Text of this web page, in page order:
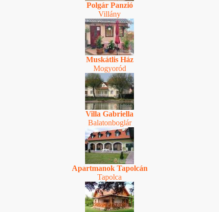
Polgár Panzió
Villány
Muskátlis Ház
Mogyoród
Villa Gabriella
Balatonboglár
Apartmanok Tapolcán
Tapolca